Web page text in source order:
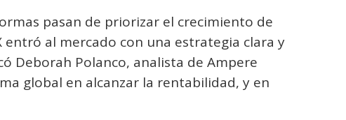
pasan de priorizar el crecimiento de
entró al mercado con una estrategia clara y
Deborah Polanco, analista de Ampere
global en alcanzar la rentabilidad, y en